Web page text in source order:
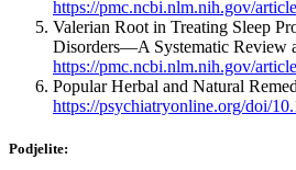
https://pmc.ncbi.nlm.nih.gov/
Valerian Root in Treating Sleep
Disorders—A Systematic Review
https://pmc.ncbi.nlm.nih.gov/
Popular Herbal and Natural
https://psychiatryonline.org/doi/
Podjelite: